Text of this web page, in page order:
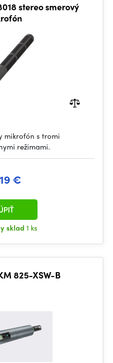
stereo smerový
mikrofón s tromi
režimami.
€
sklad1 ks
825-XSW-B